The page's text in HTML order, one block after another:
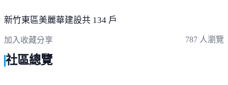
新竹東區美麗華建設共 134 戶
加入收藏分享 787 人瀏覽
社區總覽